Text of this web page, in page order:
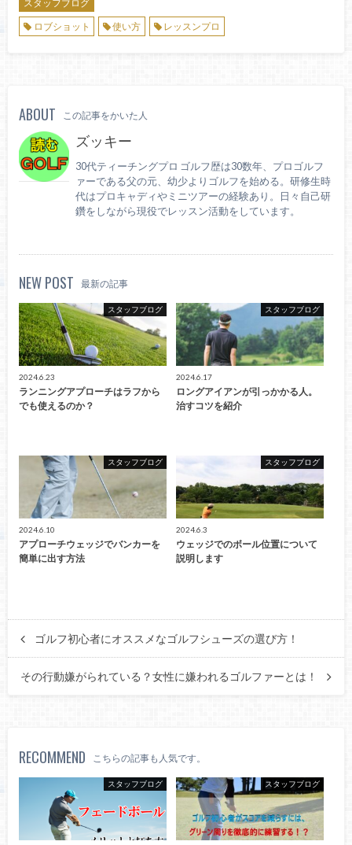
スタッフブログ
ロブショット
使い方 レッスンプロ
ABOUT この記事をかいた人
ズッキー
30代ティーチングプロ ゴルフ歴は30数年、プロゴルフ
ァーである父の元、幼少よりゴルフを始める。研修生時
代はプロキャディやミニツアーの経験あり。日々自己研
鑽をしながら現役でレッスン活動をしています。
NEW POST 最新の記事
スタッフブログ
2024.6.23
ランニングアプローチはラフから
でも使えるのか？
スタッフブログ
2024.6.17
ロングアイアンが引っかかる人。
治すコツを紹介
スタッフブログ
2024.6.10
アプローチウェッジでバンカーを
簡単に出す方法
スタッフブログ
2024.6.3
ウェッジでのボール位置について
説明します
ゴルフ初心者にオススメなゴルフシューズの選び方！
その行動嫌がられている？女性に嫌われるゴルファーとは！
RECOMMEND こちらの記事も人気です。
スタッフブログ スタッフブログ